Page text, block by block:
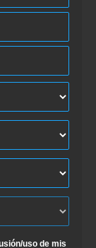
uso de mis